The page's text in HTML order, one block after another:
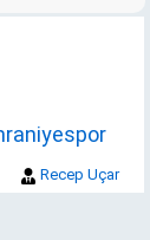
Recep Uçar